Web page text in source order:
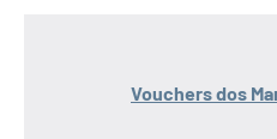
Vouchers dos